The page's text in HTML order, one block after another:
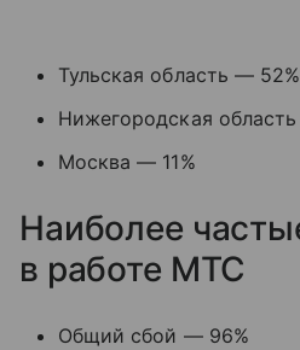
Тульская область — 52%
Нижегородская
Москва — 11%
Наиболее
в работе МТС
Общий сбой — 96%